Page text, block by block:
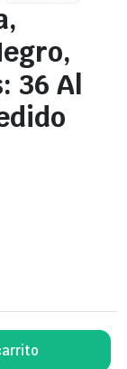
36 Al